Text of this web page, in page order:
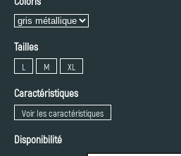
Tailles
L M XL
Caractéristiques
Voir les caractéristiques
Disponibilité